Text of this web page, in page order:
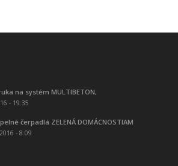
na systém MULTIBETON,
- 19:35
čerpadlá ZELENÁ DOMÁCNOSTIAM
- 8:09